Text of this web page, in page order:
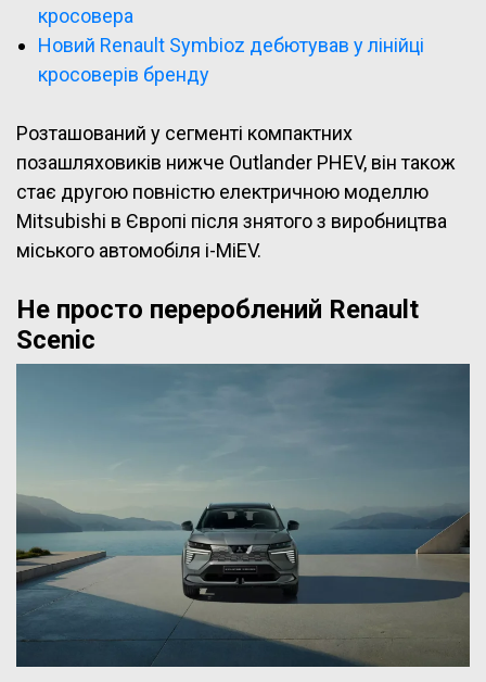
кросовера
Новий Renault Symbioz дебютував у лінійці
кросоверів бренду
Розташований у сегменті компактних
позашляховиків нижче Outlander PHEV, він також
стає другою повністю електричною моделлю
Mitsubishi в Європі після знятого з виробництва
міського автомобіля i-MiEV.
Не просто перероблений Renault
Scenic